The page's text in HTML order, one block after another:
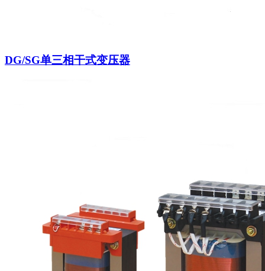
DG/SG单三相干式变压器